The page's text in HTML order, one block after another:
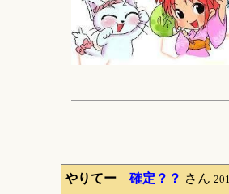
やりてー 確定？？ さん